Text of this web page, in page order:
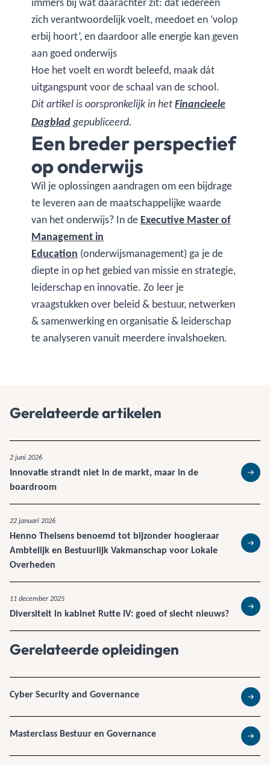
zich verantwoordelijk voelt, meedoet en ‘volop
erbij hoort’, en daardoor alle energie kan geven
aan goed onderwijs
Hoe het voelt en wordt beleefd, maak dát
uitgangspunt voor de schaal van de school.
Dit artikel is oorspronkelijk in het Financieele
Dagbladgepubliceerd.
Een breder perspectief
op onderwijs
Wil je oplossingen aandragen om een bijdrage
te leveren aan de maatschappelijke waarde
van het onderwijs? In de Executive Master of
Management in
Education (onderwijsmanagement) ga je de
diepte in op het gebied van missie en strategie,
leiderschap en innovatie. Zo leer je
vraagstukken over beleid & bestuur, netwerken
& samenwerking en organisatie & leiderschap
te analyseren vanuit meerdere invalshoeken.
Gerelateerde artikelen
2 juni 2026
Innovatie strandt niet in de markt, maar in de
boardroom
Lees
22 januari 2026
Henno Theisens benoemd tot bijzonder hoogleraar
Ambtelijk en Bestuurlijk Vakmanschap voor Lokale
Overheden
Lees
11 december 2025
Diversiteit in kabinet Rutte IV: goed of slecht nieuws? Lees
Gerelateerde opleidingen
Cyber Security and Governance
Lees
Masterclass Bestuur en Governance
Lees